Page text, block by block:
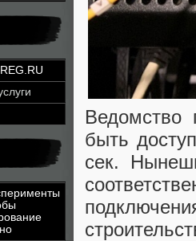
Ведомство
быть
сек.